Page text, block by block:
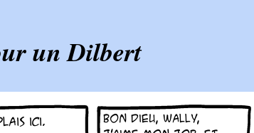
un Dilbert